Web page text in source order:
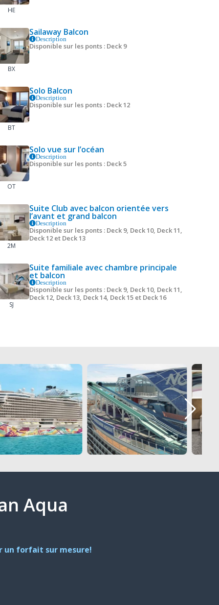
HE
BX
Sailaway Balcon
Description
Disponible sur les ponts : Deck 9
BT
Solo Balcon
Description
Disponible sur les ponts : Deck 12
OT
Solo vue sur l’océan
Description
Disponible sur les ponts : Deck 5
2M
Suite Club avec balcon orientée vers
l’avant et grand balcon
Description
Disponible sur les ponts : Deck 9, Deck 10, Deck 11,
Deck 12 et Deck 13
SJ
Suite familiale avec chambre principale
et balcon
Description
Disponible sur les ponts : Deck 9, Deck 10, Deck 11,
Deck 12, Deck 13, Deck 14, Deck 15 et Deck 16
Aqua
un forfait sur mesure!